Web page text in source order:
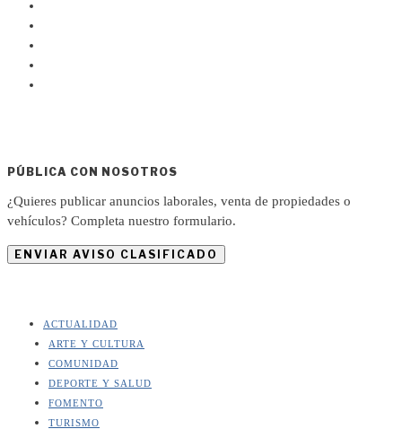
PÚBLICA CON NOSOTROS
¿Quieres publicar anuncios laborales, venta de propiedades o
vehículos? Completa nuestro formulario.
ENVIAR AVISO CLASIFICADO
ACTUALIDAD
ARTE Y CULTURA
COMUNIDAD
DEPORTE Y SALUD
FOMENTO
TURISMO